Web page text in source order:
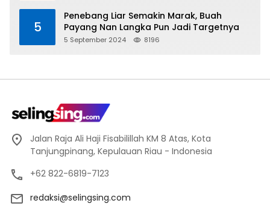
5
Penebang Liar Semakin Marak, Buah
Payang Nan Langka Pun Jadi Targetnya
5 September 2024 8196
Jalan Raja Ali Haji Fisabilillah KM 8 Atas, Kota
Tanjungpinang, Kepulauan Riau - Indonesia
+62 822-6819-7123
redaksi@selingsing.com